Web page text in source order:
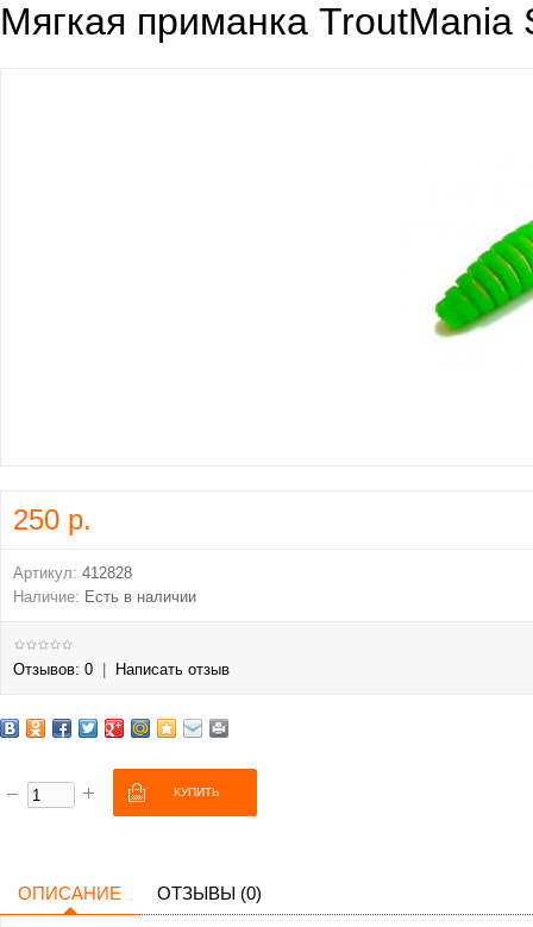
Мягкая приманка
250 р.
Артикул: 412828
Наличие: Есть в наличии
Отзывов: 0 Написать отзыв
ОПИСАНИЕ ОТЗЫВЫ (0)